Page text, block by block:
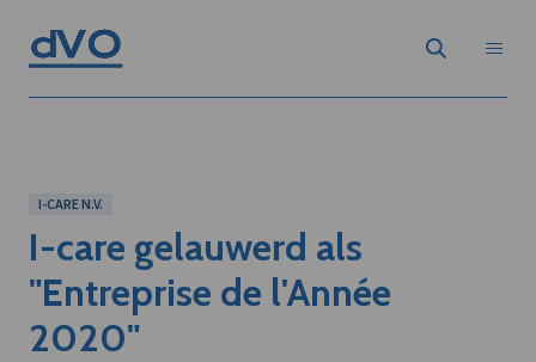
I-CARE N.V.
I-care gelauwerd als
"Entreprise de l'Année
2020"